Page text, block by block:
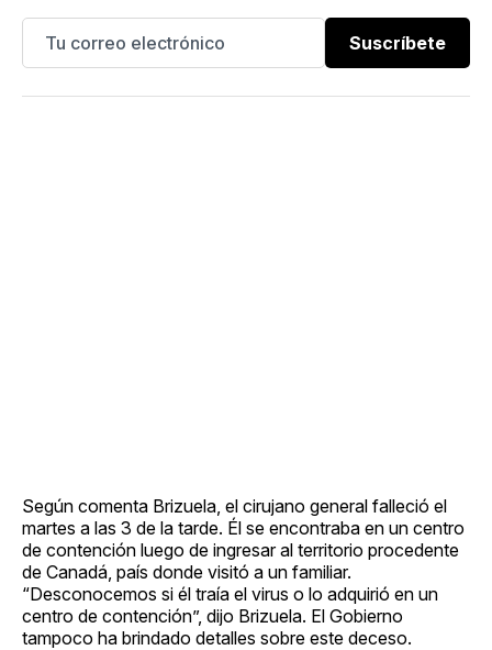
Suscríbete
Según comenta Brizuela, el cirujano general falleció el
martes a las 3 de la tarde. Él se encontraba en un centro
de contención luego de ingresar al territorio procedente
de Canadá, país donde visitó a un familiar.
“Desconocemos si él traía el virus o lo adquirió en un
centro de contención”, dijo Brizuela. El Gobierno
tampoco ha brindado detalles sobre este deceso.